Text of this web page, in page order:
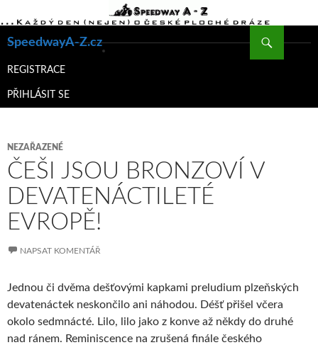
SpeedwayA-Z.cz
K
WEBU
REGISTRACE
PŘIHLÁSIT SE
NEZAŘAZENÉ
ČEŠI JSOU BRONZOVÍ V
DEVATENÁCTILETÉ
EVROPĚ!
NAPSAT KOMENTÁŘ
Jednou či dvěma dešťovými kapkami preludium plzeňských
devatenáctek neskončilo ani náhodou. Déšť přišel včera
okolo sedmnácté. Lilo, lilo jako z konve až někdy do druhé
nad ránem. Reminiscence na zrušená finále českého